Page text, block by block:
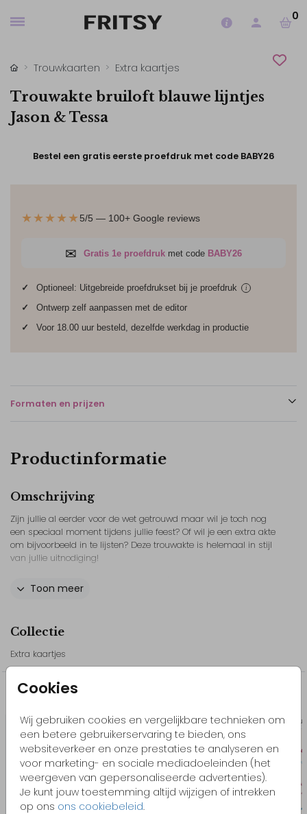
0
Cookies
Wij gebruiken cookies en vergelijkbare technieken om
een betere gebruikerservaring te bieden, ons
websiteverkeer en onze prestaties te analyseren en
voor marketing- en sociale mediadoeleinden (het
weergeven van gepersonaliseerde advertenties).
Je kunt jouw toestemming altijd wijzigen of intrekken
op ons ons cookiebeleid.
Trouwkaarten Extra kaartjes
Trouwakte bruiloft blauwe lijntjes
Jason & Tessa
Bestel een gratis eerste proefdruk met code BABY26
★★★★★5/5 — 100+ Google reviews
✉ Gratis 1e proefdruk met code BABY26
✓ Optioneel: Uitgebreide proefdrukset bij je proefdruk i
✓
Ontwerp zelf aanpassen met de editor
✓
Voor 18.00 uur besteld, dezelfde werkdag in productie
Formaten en prijzen
Productinformatie
Omschrijving
Zijn jullie al eerder voor de wet getrouwd maar wil je toch nog
een speciaal moment tijdens jullie feest? Of wil je een extra akte
om bijvoorbeeld in te lijsten? Deze trouwakte is helemaal in stijl
van jullie uitnodiging!
keuze uit meerdere papiersoorten
mooi in een stijl!
- Pas het design gemakkelijk zelf aan in onze editor. Voeg
bijvoorbeeld elementen toe, bewerk de kleuren of het lettertype.
Kom je ergens niet uit of heb je hulp nodig? Neem gerust
contact met ons op, we helpen je graag!
// Jason & Tessa
Toon meer
Collectie
Extra kaartjes
Misschien vind je dit ook leuk